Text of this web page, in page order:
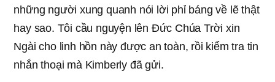
những người xung quanh nói lời phỉ báng về lẽ thật
hay sao. Tôi cầu nguyện lên Đức Chúa Trời xin
Ngài cho linh hồn này được an toàn, rồi kiểm tra tin
nhắn thoại mà Kimberly đã gửi.